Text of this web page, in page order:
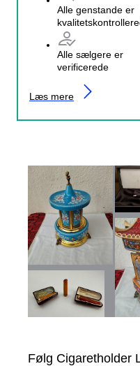
Alle genstande er
Alle sælgere er
verificerede
Læs mere
Følg Cigaretholder